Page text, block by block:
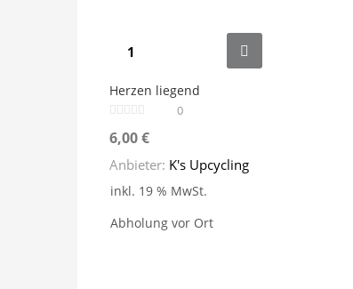
Herzen liegend
0
6,00€
Anbieter: K's Upcycling
inkl. 19 % MwSt.
Abholung vor Ort